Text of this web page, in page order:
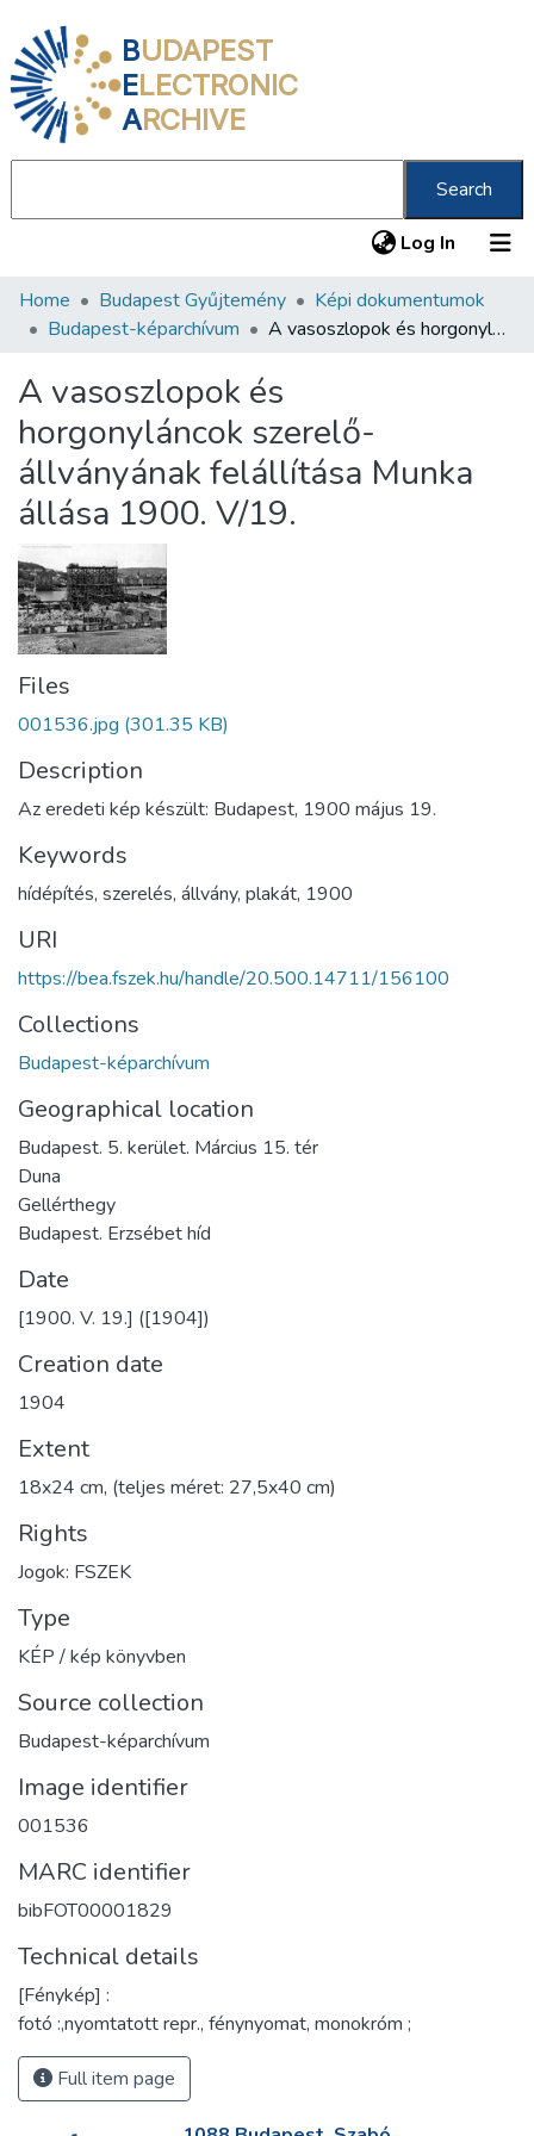
BUDAPEST
ELECTRONIC
ARCHIVE
Search
Log In (current)
Communities & Collections
Statistics
About us
Home Budapest Gyűjtemény
Képi dokumentumok
Budapest-képarchívum
A vasoszlopok és horgonyláncok szerelő-állványának felállítása Munka állása 1900. V/19.
A vasoszlopok és
horgonyláncok szerelő-
állványának felállítása Munka
állása 1900. V/19.
Files
001536.jpg (301.35 KB)
Description
Az eredeti kép készült: Budapest, 1900 május 19.
Keywords
hídépítés, szerelés, állvány, plakát, 1900
URI
https://bea.fszek.hu/handle/20.500.14711/156100
Collections
Budapest-képarchívum
Geographical location
Budapest. 5. kerület. Március 15. tér
Duna
Gellérthegy
Budapest. Erzsébet híd
Date
[1900. V. 19.] ([1904])
Creation date
1904
Extent
18x24 cm, (teljes méret: 27,5x40 cm)
Rights
Jogok: FSZEK
Type
KÉP / kép könyvben
Source collection
Budapest-képarchívum
Image identifier
001536
MARC identifier
bibFOT00001829
Technical details
[Fénykép] :
fotó :,nyomtatott repr., fénynyomat, monokróm ;
Full item page